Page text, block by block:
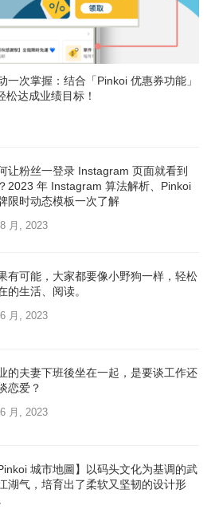
一次掌握：结合「Pinkoi 优惠券功能」
达成业绩目标！
让粉丝一登录 Instagram 页面就看到
2023 年 Instagram 算法解析、Pinkoi
限时动态模板一次了解
月, 2023
有可能，大家都要像小野狗一样，轻松
的生活、阅读。
月, 2023
的夫妻下班後坐在一起，是要谈工作还
恋爱？
月, 2023
Pinkoi 城市地圖】以码头文化为基调的武
湖气，培育出了柔软又坚韧的设计形